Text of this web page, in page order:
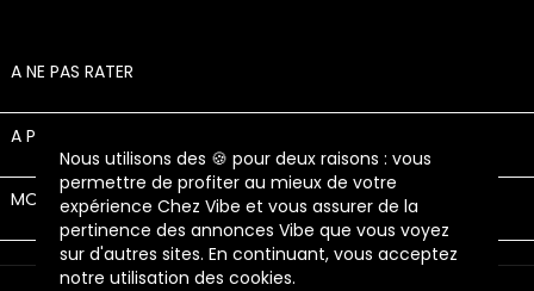
Nous utilisons des 🍪 pour deux raisons : vous
permettre de profiter au mieux de votre
expérience Chez Vibe et vous assurer de la
pertinence des annonces Vibe que vous voyez
sur d'autres sites. En continuant, vous acceptez
notre utilisation des cookies.
A NE PAS RATER
A PROPOS
MON COMPTE